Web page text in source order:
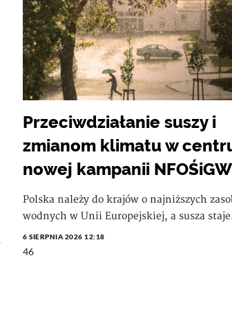
Przeciwdziałanie suszy i
zmianom klimatu w
nowej kampanii NFOŚiGW
Polska należy do krajów o najniższych
wodnych w Unii Europejskiej, a susza
6 SIERPNIA 2026 12:18
46